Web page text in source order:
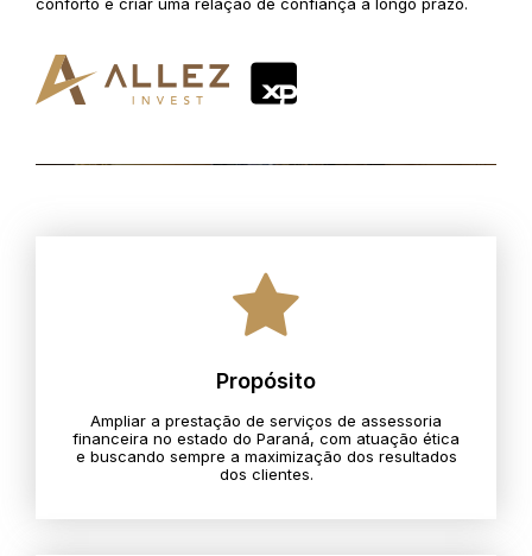
conforto e criar uma relação de confiança a longo prazo.
Propósito
Ampliar a prestação de serviços de assessoria
financeira no estado do Paraná, com atuação ética
e buscando sempre a maximização dos resultados
dos clientes.